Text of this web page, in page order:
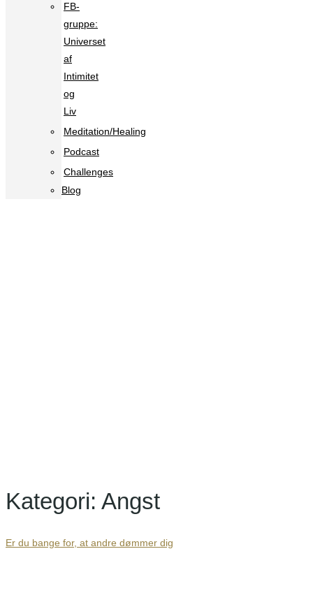
FB-
gruppe:
Universet
af
Intimitet
og
Liv
Meditation/Healing
Podcast
Challenges
Blog
Kategori: Angst
Er du bange for, at andre dømmer dig